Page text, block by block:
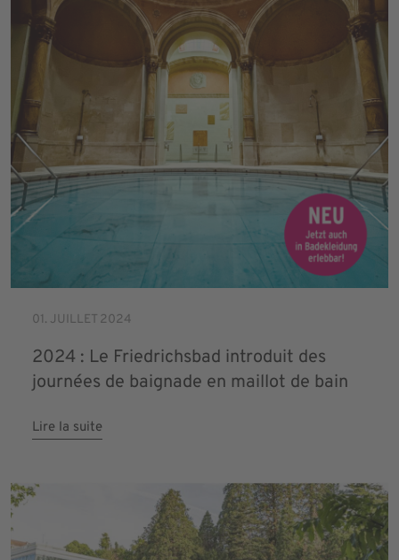
01. JUILLET 2024
2024 : Le Friedrichsbad introduit des
journées de baignade en maillot de bain
Lire la suite